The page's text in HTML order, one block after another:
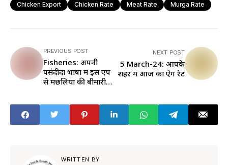
Chicken Export Chicken Rate Meat Rate Murga Rate
PREVIOUS POST
Fisheries: अपनी
पसंदीदा भाषा में इस एप
से मछलियों की बीमारी
NEXT POST
5 March-24: आपके
शहर में आज का ऐग रेट
WRITTEN BY